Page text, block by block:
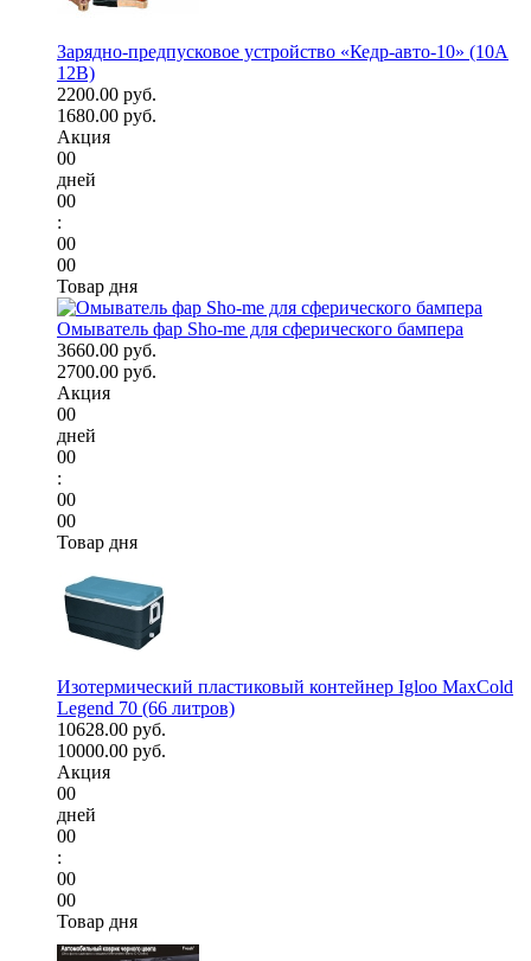
Зарядно-предпусковое устройство «Кедр-авто-10» (10A
12В)
2200.00 руб.
1680.00 руб.
Акция
00
дней
00
:
00
00
Товар дня
Омыватель фар Sho-me для сферического бампера
3660.00 руб.
2700.00 руб.
Акция
00
дней
00
:
00
00
Товар дня
Изотермический пластиковый контейнер Igloo MaxCold
Legend 70 (66 литров)
10628.00 руб.
10000.00 руб.
Акция
00
дней
00
:
00
00
Товар дня